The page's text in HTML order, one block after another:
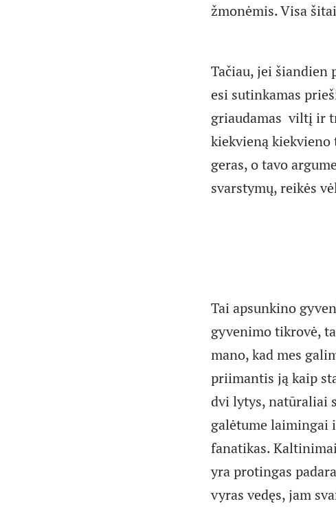
žmonėmis. Visa
Tačiau, jei šiandien
esi sutinkamas
griaudamas viltį ir
kiekvieną kiekvieno
geras, o tavo
svarstymų, reikės
Tai apsunkino
gyvenimo tikrovė,
mano, kad mes
priimantis ją kaip
dvi lytys, natūraliai
galėtume laimingai
fanatikas.
yra protingas
vyras vedęs, jam